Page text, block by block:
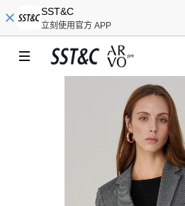
SST&C
立刻使用官方 APP